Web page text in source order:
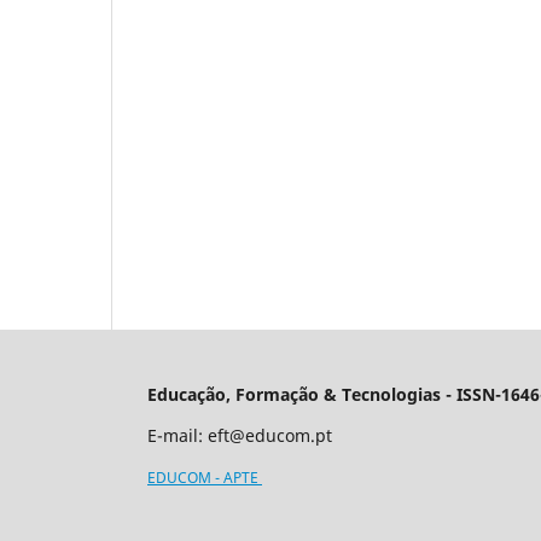
Educação, Formação & Tecnologias - ISSN-
E-mail: eft@educom.pt
EDUCOM - APTE